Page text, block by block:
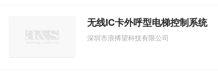
无线IC卡外呼型电梯控制系统
深圳市浪搏望科技有限公司